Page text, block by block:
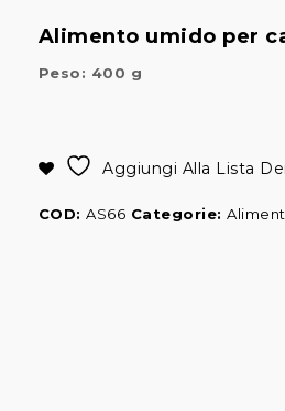
Alimento umido per
Peso: 400 g
Aggiungi Alla Lista
COD:AS66 Categorie: